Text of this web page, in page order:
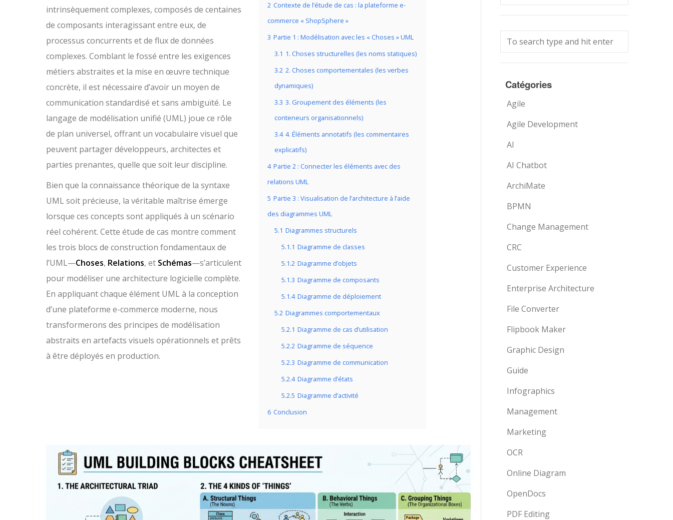
2 Contexte de l’étude de cas : la plateforme e-
commerce « ShopSphere »
3 Partie 1 : Modélisation avec les « Choses » UML
3.1 1. Choses structurelles (les noms statiques)
3.2 2. Choses comportementales (les verbes
dynamiques)
3.3 3. Groupement des éléments (les
conteneurs organisationnels)
3.4 4. Éléments annotatifs (les commentaires
explicatifs)
4 Partie 2 : Connecter les éléments avec des
relations UML
5 Partie 3 : Visualisation de l’architecture à l’aide
des diagrammes UML
5.1 Diagrammes structurels
5.1.1 Diagramme de classes
5.1.2 Diagramme d’objets
5.1.3 Diagramme de composants
5.1.4 Diagramme de déploiement
5.2 Diagrammes comportementaux
5.2.1 Diagramme de cas d’utilisation
5.2.2 Diagramme de séquence
5.2.3 Diagramme de communication
5.2.4 Diagramme d’états
5.2.5 Diagramme d’activité
6 Conclusion
intrinsèquement complexes, composés de centaines
de composants interagissant entre eux, de
processus concurrents et de flux de données
complexes. Comblant le fossé entre les exigences
métiers abstraites et la mise en œuvre technique
concrète, il est nécessaire d’avoir un moyen de
communication standardisé et sans ambiguïté. Le
langage de modélisation unifié (UML) joue ce rôle
de plan universel, offrant un vocabulaire visuel que
peuvent partager développeurs, architectes et
parties prenantes, quelle que soit leur discipline.
Bien que la connaissance théorique de la syntaxe
UML soit précieuse, la véritable maîtrise émerge
lorsque ces concepts sont appliqués à un scénario
réel cohérent. Cette étude de cas montre comment
les trois blocs de construction fondamentaux de
l’UML—Choses, Relations, et Schémas—s’articulent
pour modéliser une architecture logicielle complète.
En appliquant chaque élément UML à la conception
d’une plateforme e-commerce moderne, nous
transformerons des principes de modélisation
abstraits en artefacts visuels opérationnels et prêts
à être déployés en production.
Catégories
Agile
Agile Development
AI
AI Chatbot
ArchiMate
BPMN
Change Management
CRC
Customer Experience
Enterprise Architecture
File Converter
Flipbook Maker
Graphic Design
Guide
Infographics
Management
Marketing
OCR
Online Diagram
OpenDocs
PDF Editing